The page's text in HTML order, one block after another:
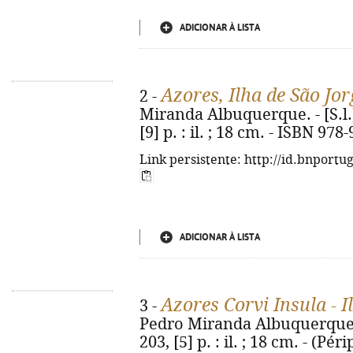
ADICIONAR À LISTA
2 -Azores, Ilha de São
Miranda Albuquerque. -
[9] p. : il. ; 18 cm. - ISBN 978-
Link persistente: http://
ADICIONAR À LISTA
3 -Azores Corvi Insula -
Pedro Miranda
203, [5] p. : il. ; 18 cm. -